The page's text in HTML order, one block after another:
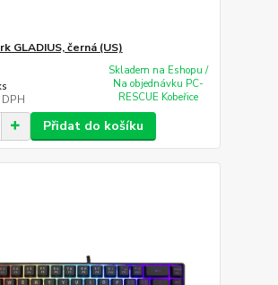
GLADIUS, černá (US)
Skladem na Eshopu /
Na objednávku PC-
RESCUE Kobeřice
Přidat do košíku